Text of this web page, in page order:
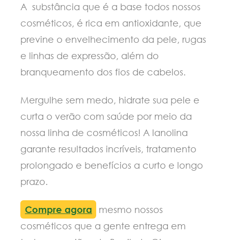
A substância que é a base todos nossos
cosméticos, é rica em antioxidante, que
previne o envelhecimento da pele, rugas
e linhas de expressão, além do
branqueamento dos fios de cabelos.
Mergulhe sem medo, hidrate sua pele e
curta o verão com saúde por meio da
nossa linha de cosméticos! A lanolina
garante resultados incríveis, tratamento
prolongado e benefícios a curto e longo
prazo.
Compre agora
mesmo nossos
cosméticos que a gente entrega em